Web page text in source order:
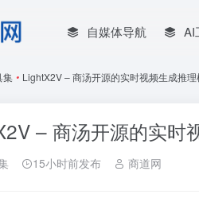
自媒体导航 AI
集 • LightX2V – 商汤开源的实时视频生成推理
– 商汤开源的实时
15小时前发布 商道网